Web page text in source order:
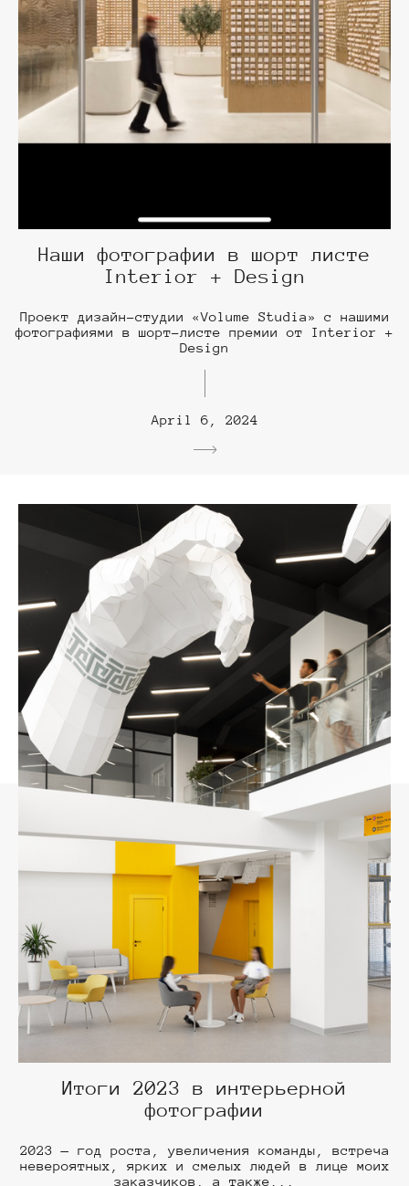
Наши фотографии в шорт листе
Interior + Design
Проект дизайн-студии «Volume Studia» с нашими
фотографиями в шорт-листе премии от Interior +
Design
April 6, 2024
Итоги 2023 в интерьерной
фотографии
2023 — год роста, увеличения команды, встреча
невероятных, ярких и смелых людей в лице моих
заказчиков, а также...